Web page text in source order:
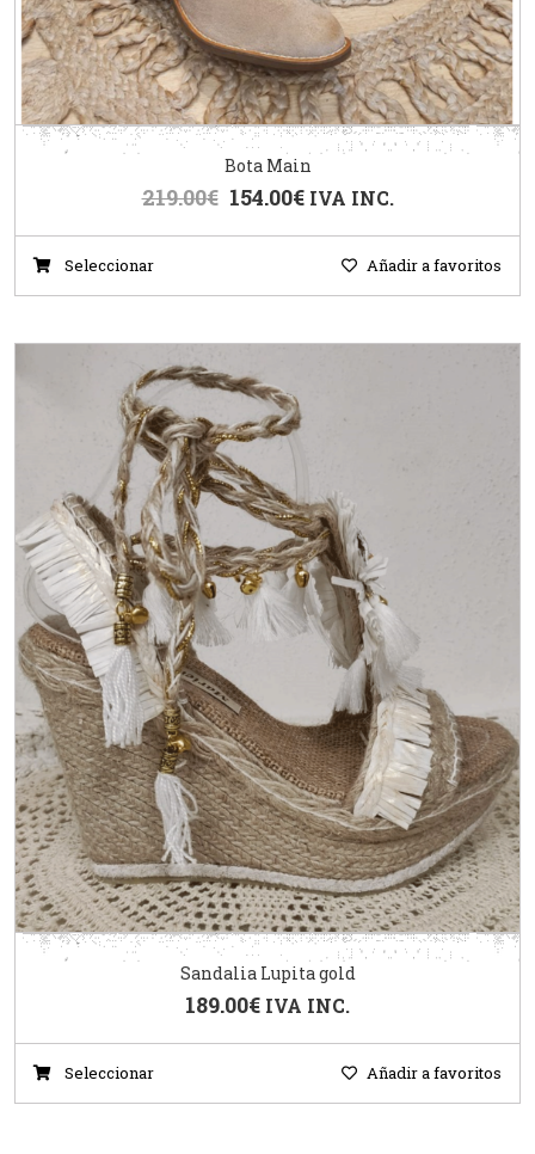
Bota Main
219.00€ 154.00€ IVA INC.
Seleccionar Añadir a favoritos
Sandalia Lupita gold
189.00€ IVA INC.
Seleccionar Añadir a favoritos